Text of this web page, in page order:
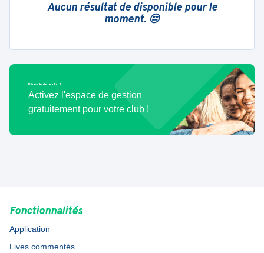
Aucun résultat de disponible pour le
moment. 😔
Bénévole de ce club ?
Activez l'espace de gestion
gratuitement pour votre club !
Fonctionnalités
Application
Lives commentés